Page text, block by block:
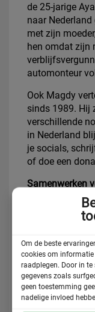
Om de beste
cookies om
raadplegen. Door in
gegevens zoals
geen toestemming
nadelige invloed
de 25-jarige
naar
met zijn
hen omdat zijn
automonteur
Ook Magdy
sinds 1989. Hij
verschillende
in Nederland
je socials,
of doe een
Samenwerken
Met onder
ASKV een plan
situaties een
Omdat iemand
Of omdat een
gevolgd,